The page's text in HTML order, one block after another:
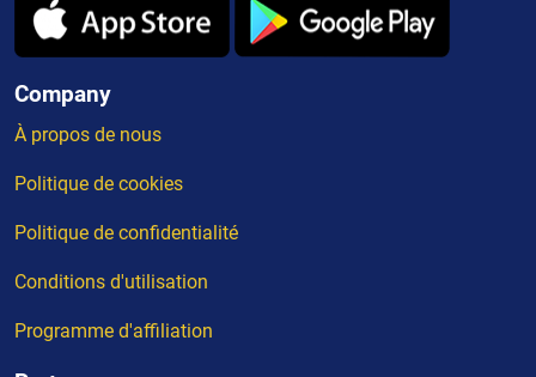
Company
À propos de nous
Politique de cookies
Politique de confidentialité
Conditions d'utilisation
Programme d'affiliation